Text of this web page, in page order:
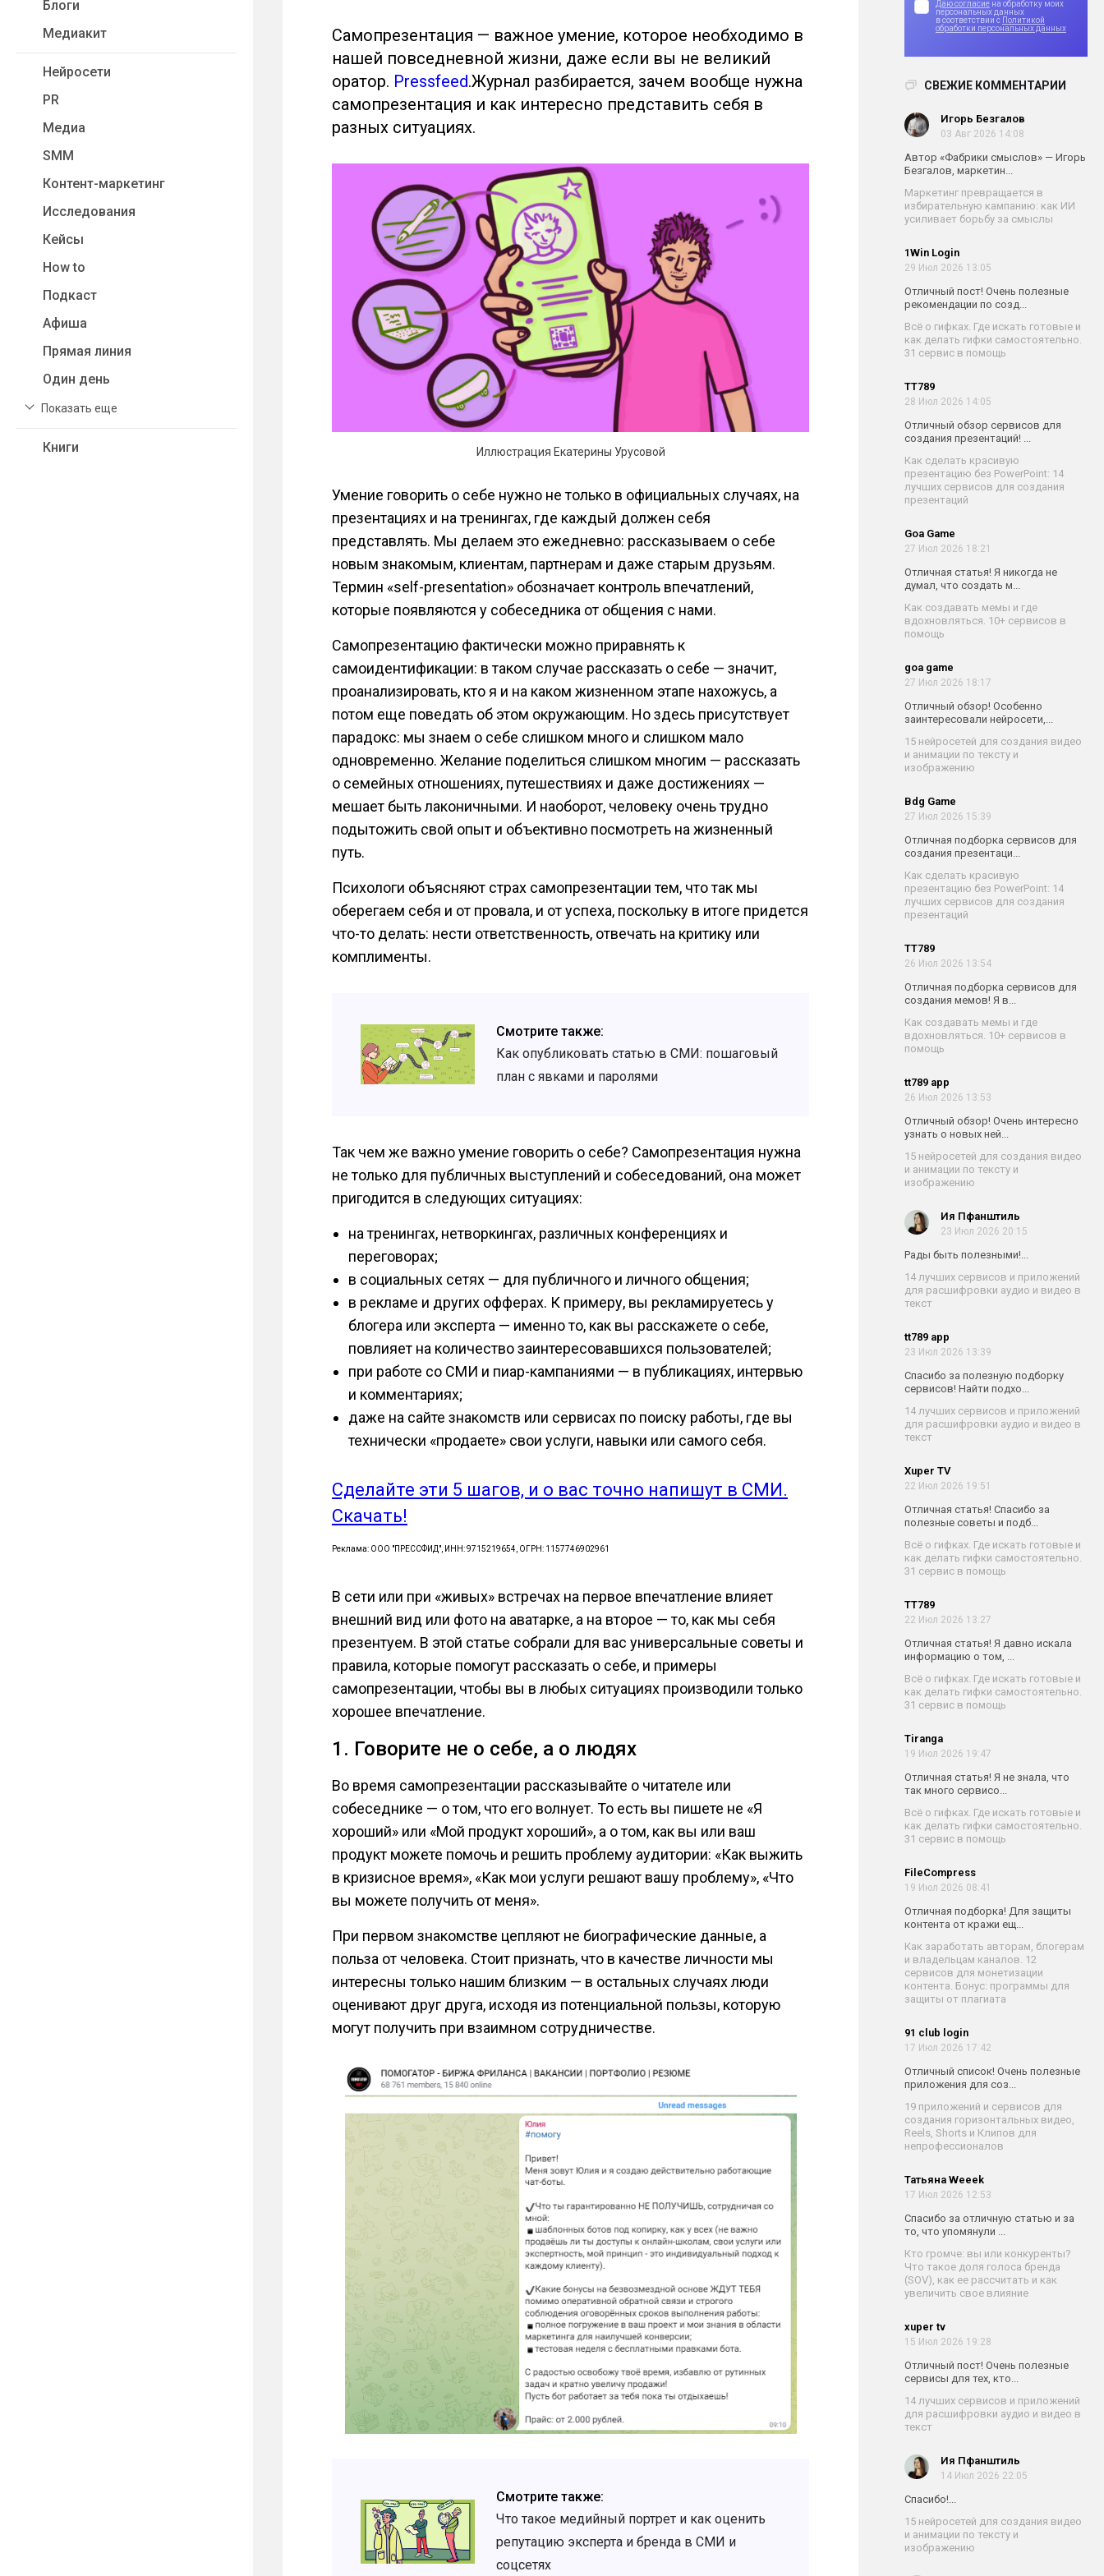
Блоги
Медиакит
Нейросети
PR
Медиа
SMM
Контент-маркетинг
Исследования
Кейсы
How to
Подкаст
Афиша
Прямая линия
Один день
Показать еще
Книги
Даю согласие на обработку моих
персональных данных
в соответствии с Политикой
обработки персональных данных
СВЕЖИЕ КОММЕНТАРИИ
Игорь Безгалов
03 Авг 2026 14:08
Автор «Фабрики смыслов» — Игорь
Безгалов, маркетин...
Маркетинг превращается в
избирательную кампанию: как ИИ
усиливает борьбу за смыслы
1Win Login
29 Июл 2026 13:05
Отличный пост! Очень полезные
рекомендации по созд...
Всё о гифках. Где искать готовые и
как делать гифки самостоятельно.
31 сервис в помощь
TT789
28 Июл 2026 14:05
Отличный обзор сервисов для
создания презентаций! ...
Как сделать красивую
презентацию без PowerPoint: 14
лучших сервисов для создания
презентаций
Goa Game
27 Июл 2026 18:21
Отличная статья! Я никогда не
думал, что создать м...
Как создавать мемы и где
вдохновляться. 10+ сервисов в
помощь
goa game
27 Июл 2026 18:17
Отличный обзор! Особенно
заинтересовали нейросети,...
15 нейросетей для создания видео
и анимации по тексту и
изображению
Bdg Game
27 Июл 2026 15:39
Отличная подборка сервисов для
создания презентаци...
Как сделать красивую
презентацию без PowerPoint: 14
лучших сервисов для создания
презентаций
TT789
26 Июл 2026 13:54
Отличная подборка сервисов для
создания мемов! Я в...
Как создавать мемы и где
вдохновляться. 10+ сервисов в
помощь
tt789 app
26 Июл 2026 13:53
Отличный обзор! Очень интересно
узнать о новых ней...
15 нейросетей для создания видео
и анимации по тексту и
изображению
Ия Пфанштиль
23 Июл 2026 20:15
Рады быть полезными!...
14 лучших сервисов и приложений
для расшифровки аудио и видео в
текст
tt789 app
23 Июл 2026 13:39
Спасибо за полезную подборку
сервисов! Найти подхо...
14 лучших сервисов и приложений
для расшифровки аудио и видео в
текст
Xuper TV
22 Июл 2026 19:51
Отличная статья! Спасибо за
полезные советы и подб...
Всё о гифках. Где искать готовые и
как делать гифки самостоятельно.
31 сервис в помощь
TT789
22 Июл 2026 13:27
Отличная статья! Я давно искала
информацию о том, ...
Всё о гифках. Где искать готовые и
как делать гифки самостоятельно.
31 сервис в помощь
Tiranga
19 Июл 2026 19:47
Отличная статья! Я не знала, что
так много сервисо...
Всё о гифках. Где искать готовые и
как делать гифки самостоятельно.
31 сервис в помощь
FileCompress
19 Июл 2026 08:41
Отличная подборка! Для защиты
контента от кражи ещ...
Как заработать авторам, блогерам
и владельцам каналов. 12
сервисов для монетизации
контента. Бонус: программы для
защиты от плагиата
91 club login
17 Июл 2026 17:42
Отличный список! Очень полезные
приложения для соз...
19 приложений и сервисов для
создания горизонтальных видео,
Reels, Shorts и Клипов для
непрофессионалов
Татьяна Weeek
17 Июл 2026 12:53
Спасибо за отличную статью и за
то, что упомянули ...
Кто громче: вы или конкуренты?
Что такое доля голоса бренда
(SOV), как ее рассчитать и как
увеличить свое влияние
xuper tv
15 Июл 2026 19:28
Отличный пост! Очень полезные
сервисы для тех, кто...
14 лучших сервисов и приложений
для расшифровки аудио и видео в
текст
Ия Пфанштиль
14 Июл 2026 22:05
Спасибо!...
15 нейросетей для создания видео
и анимации по тексту и
изображению
Самопрезентация — важное умение, которое необходимо в
нашей повседневной жизни, даже если вы не великий
оратор. Pressfeed.Журнал разбирается, зачем вообще нужна
самопрезентация и как интересно представить себя в
разных ситуациях.
Иллюстрация Екатерины Урусовой
Умение говорить о себе нужно не только в официальных случаях, на
презентациях и на тренингах, где каждый должен себя
представлять. Мы делаем это ежедневно: рассказываем о себе
новым знакомым, клиентам, партнерам и даже старым друзьям.
Термин «self-presentation» обозначает контроль впечатлений,
которые появляются у собеседника от общения с нами.
Самопрезентацию фактически можно приравнять к
самоидентификации: в таком случае рассказать о себе — значит,
проанализировать, кто я и на каком жизненном этапе нахожусь, а
потом еще поведать об этом окружающим. Но здесь присутствует
парадокс: мы знаем о себе слишком много и слишком мало
одновременно. Желание поделиться слишком многим — рассказать
о семейных отношениях, путешествиях и даже достижениях —
мешает быть лаконичными. И наоборот, человеку очень трудно
подытожить свой опыт и объективно посмотреть на жизненный
путь.
Психологи объясняют страх самопрезентации тем, что так мы
оберегаем себя и от провала, и от успеха, поскольку в итоге придется
что-то делать: нести ответственность, отвечать на критику или
комплименты.
Смотрите также:
Как опубликовать статью в СМИ: пошаговый
план с явками и паролями
Так чем же важно умение говорить о себе? Самопрезентация нужна
не только для публичных выступлений и собеседований, она может
пригодится в следующих ситуациях:
на тренингах, нетворкингах, различных конференциях и
переговорах;
в социальных сетях — для публичного и личного общения;
в рекламе и других офферах. К примеру, вы рекламируетесь у
блогера или эксперта — именно то, как вы расскажете о себе,
повлияет на количество заинтересовавшихся пользователей;
при работе со СМИ и пиар-кампаниями — в публикациях, интервью
и комментариях;
даже на сайте знакомств или сервисах по поиску работы, где вы
технически «продаете» свои услуги, навыки или самого себя.
Сделайте эти 5 шагов, и о вас точно напишут в СМИ.
Скачать!
Реклама: ООО "ПРЕССФИД", ИНН: 9715219654, ОГРН: 1157746902961
В сети или при «живых» встречах на первое впечатление влияет
внешний вид или фото на аватарке, а на второе — то, как мы себя
презентуем. В этой статье собрали для вас универсальные советы и
правила, которые помогут рассказать о себе, и примеры
самопрезентации, чтобы вы в любых ситуациях производили только
хорошее впечатление.
1. Говорите не о себе, а о людях
Во время самопрезентации рассказывайте о читателе или
собеседнике — о том, что его волнует. То есть вы пишете не «Я
хороший» или «Мой продукт хороший», а о том, как вы или ваш
продукт можете помочь и решить проблему аудитории: «Как выжить
в кризисное время», «Как мои услуги решают вашу проблему», «Что
вы можете получить от меня».
При первом знакомстве цепляют не биографические данные, а
польза от человека. Стоит признать, что в качестве личности мы
интересны только нашим близким — в остальных случаях люди
оценивают друг друга, исходя из потенциальной пользы, которую
могут получить при взаимном сотрудничестве.
Смотрите также:
Что такое медийный портрет и как оценить
репутацию эксперта и бренда в СМИ и
соцсетях